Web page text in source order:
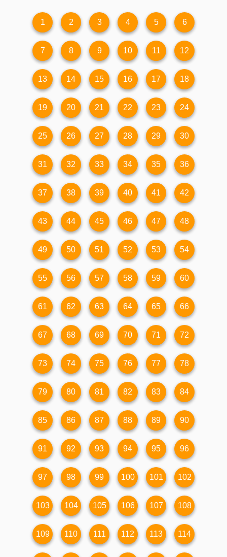
1 2 3 4 5 6
7 8 9 10 11 12
13 14 15 16 17 18
19 20 21 22 23 24
25 26 27 28 29 30
31 32 33 34 35 36
37 38 39 40 41 42
43 44 45 46 47 48
49 50 51 52 53 54
55 56 57 58 59 60
61 62 63 64 65 66
67 68 69 70 71 72
73 74 75 76 77 78
79 80 81 82 83 84
85 86 87 88 89 90
91 92 93 94 95 96
97 98 99 100 101 102
103 104 105 106 107 108
109 110 111 112 113 114